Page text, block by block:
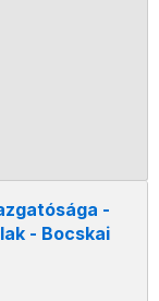
-
- Bocskai